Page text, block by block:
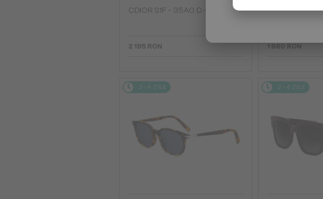
CDIOR S1F - 35A0 D - 56
2 195 RON
DIORB23 S4I
1 980 RON
2-4 ZILE 2-4 ZILE